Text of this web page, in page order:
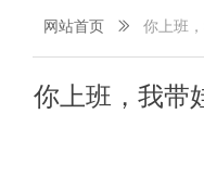
你上班，我带
网站首页 ꅀ 你上班